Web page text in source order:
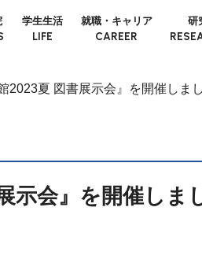
学生生活
LIFE
就職・キャリア
CAREER
研
2023夏 図書展示会』を開催しま
示会』を開催しま